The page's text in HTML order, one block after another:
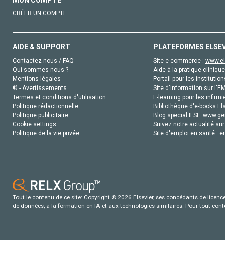
CRÉER UN COMPTE
AIDE & SUPPORT
Contactez-nous / FAQ
Qui sommes-nous ?
Mentions légales
© - Avertissements
Termes et conditions d'utilisation
Politique rédactionnelle
Politique publicitaire
Cookie settings
Politique de la vie privée
PLATEFORMES
Site e-commerce :
Aide à la pratique
Portail pour les
Site d'information sur
E-learning pour les
Bibliothèque d'e-books
Blog special IFSI :
Suivez notre actualité
Site d'emploi en santé :
Tout le contenu de ce site: Copyright © 2026 Elsevier, ses concédants de
de données, a la formation en IA et aux technologies similaires. Pour tout